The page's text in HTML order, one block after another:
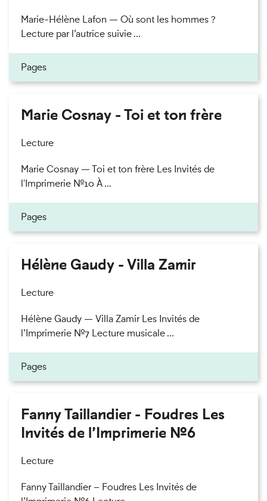
Marie-Hélène Lafon — Où sont les hommes ?
Lecture par l’autrice suivie ...
Pages
Marie Cosnay - Toi et ton frère
Lecture
Marie Cosnay — Toi et ton frère Les Invités de
l'Imprimerie n°10 À ...
Pages
Hélène Gaudy - Villa Zamir
Lecture
Hélène Gaudy — Villa Zamir Les Invités de
l’Imprimerie n°7 Lecture musicale ...
Pages
Fanny Taillandier - Foudres Les
Invités de l’Imprimerie n°6
Lecture
Fanny Taillandier – Foudres Les Invités de